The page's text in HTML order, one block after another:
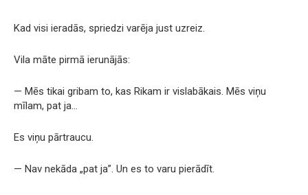
Kad visi ieradās, spriedzi varēja just uzreiz.
Vila māte pirmā ierunājās:
— Mēs tikai gribam to, kas Rikam ir vislabākais. Mēs viņu
mīlam, pat ja…
Es viņu pārtraucu.
— Nav nekāda „pat ja”. Un es to varu pierādīt.